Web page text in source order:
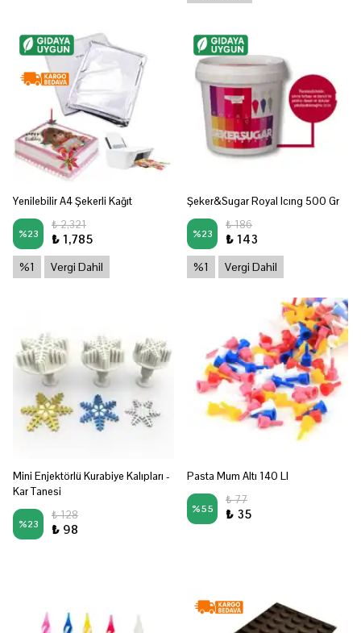
Yenilebilir A4 Şekerli Kağıt
%23
₺ 2,321
₺ 1,785
%1 Vergi Dahil
Şeker&Sugar Royal Icıng 500 Gr
%23
₺ 186
₺ 143
%1 Vergi Dahil
Mini Enjektörlü Kurabiye Kalıpları -
Kar Tanesi
%23
₺ 128
₺ 98
Pasta Mum Altı 140 LI
%55
₺ 77
₺ 35